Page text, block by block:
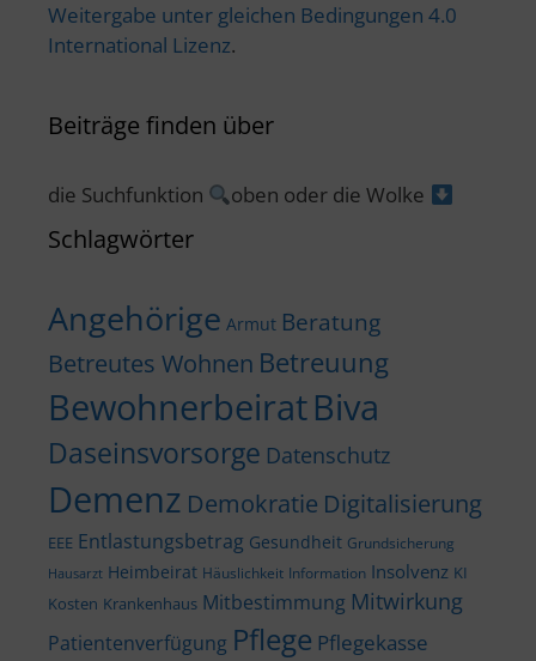
Weitergabe unter gleichen Bedingungen 4.0
International Lizenz.
Beiträge finden über
die Suchfunktion oben oder die Wolke
Schlagwörter
Angehörige Armut Beratung
Betreutes Wohnen Betreuung
BewohnerbeiratBiva
Daseinsvorsorge Datenschutz
Demenz Demokratie Digitalisierung
EEE Entlastungsbetrag Gesundheit Grundsicherung
Hausarzt Heimbeirat Häuslichkeit Information Insolvenz KI
Kosten Krankenhaus Mitbestimmung Mitwirkung
Patientenverfügung Pflege Pflegekasse